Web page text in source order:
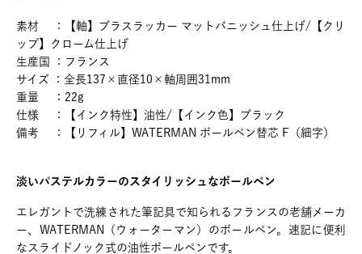
素材 ：【軸】ブラスラッカー マットバニッシュ仕上げ/【クリ
ップ】クローム仕上げ
生産国 ：フランス
サイズ ：全長137×直径10×軸周囲31mm
重量 ：22g
仕様 ：【インク特性】油性/【インク色】ブラック
備考 ：【リフィル】WATERMAN ボールペン替芯 F（細字）
淡いパステルカラーのスタイリッシュなボールペン
エレガントで洗練された筆記具で知られるフランスの老舗メーカ
ー、WATERMAN（ウォーターマン）のボールペン。速記に便利
なスライドノック式の油性ボールペンです。